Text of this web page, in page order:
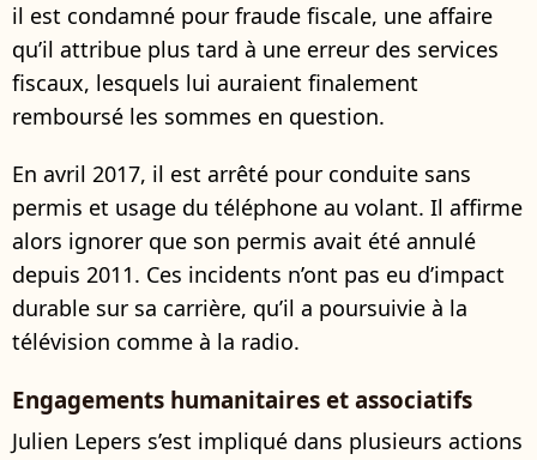
il est condamné pour fraude fiscale, une affaire
qu’il attribue plus tard à une erreur des services
fiscaux, lesquels lui auraient finalement
remboursé les sommes en question.
En avril 2017, il est arrêté pour conduite sans
permis et usage du téléphone au volant. Il affirme
alors ignorer que son permis avait été annulé
depuis 2011. Ces incidents n’ont pas eu d’impact
durable sur sa carrière, qu’il a poursuivie à la
télévision comme à la radio.
Engagements humanitaires et associatifs
Julien Lepers s’est impliqué dans plusieurs actions